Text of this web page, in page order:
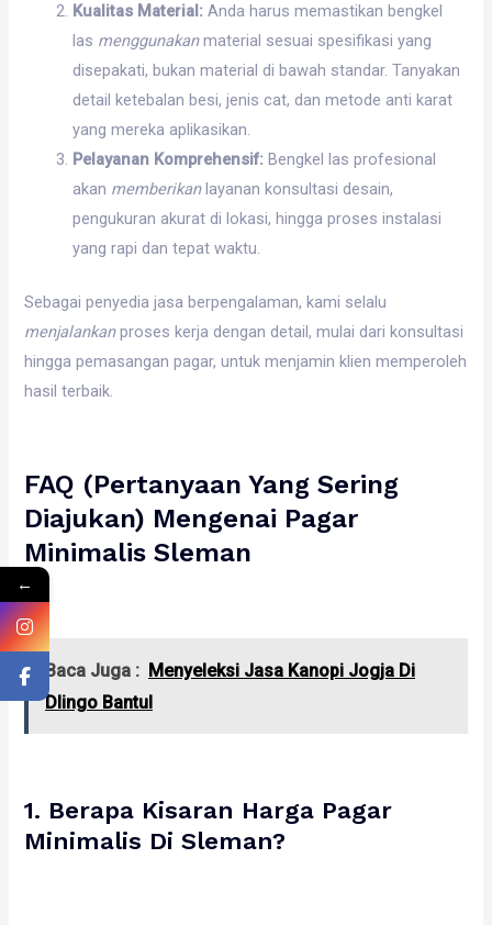
Kualitas Material: Anda harus memastikan bengkel
las menggunakanmaterial sesuai spesifikasi yang
disepakati, bukan material di bawah standar. Tanyakan
detail ketebalan besi, jenis cat, dan metode anti karat
yang mereka aplikasikan.
Pelayanan Komprehensif: Bengkel las profesional
akan memberikanlayanan konsultasi desain,
pengukuran akurat di lokasi, hingga proses instalasi
yang rapi dan tepat waktu.
Sebagai penyedia jasa berpengalaman, kami selalu
menjalankanproses kerja dengan detail, mulai dari konsultasi
hingga pemasangan pagar, untuk menjamin klien memperoleh
hasil terbaik.
FAQ (Pertanyaan Yang Sering
Diajukan) Mengenai Pagar
Minimalis Sleman
Baca Juga : Menyeleksi Jasa Kanopi Jogja Di
Dlingo Bantul
1. Berapa Kisaran Harga Pagar
Minimalis Di Sleman?
←